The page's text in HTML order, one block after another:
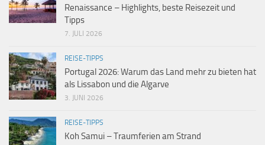
Renaissance – Highlights, beste Reisezeit und
Tipps
7. JULI 2026
REISE-TIPPS
Portugal 2026: Warum das Land mehr zu bieten hat
als Lissabon und die Algarve
3. JUNI 2026
REISE-TIPPS
Koh Samui – Traumferien am Strand